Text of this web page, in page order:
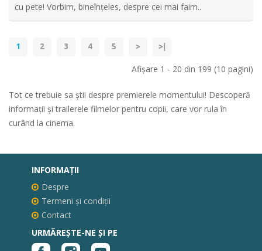
cu pete! Vorbim, bineînțeles, despre cei mai faim..
1 2 3 4 5 > >|
Afişare 1 - 20 din 199 (10 pagini)
Tot ce trebuie sa știi despre premierele momentului! Descoperă
informații și trailerele filmelor pentru copii, care vor rula în
curând la cinema.
INFORMAŢII
Despre
Termeni și condiții
Contact
URMĂREȘTE-NE ȘI PE